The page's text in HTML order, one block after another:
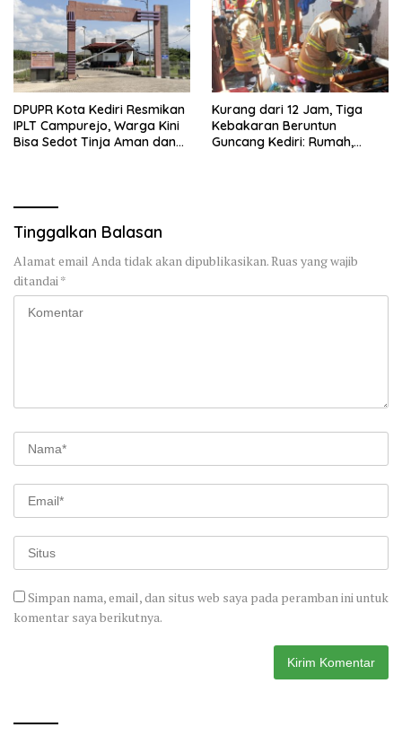
DPUPR Kota Kediri Resmikan
IPLT Campurejo, Warga Kini
Bisa Sedot Tinja Aman dan
Kurang dari 12 Jam, Tiga
Kebakaran Beruntun
Guncang Kediri: Rumah,
Tinggalkan Balasan
Alamat email Anda tidak akan dipublikasikan.Ruas yang wajib
ditandai *
Simpan nama, email, dan situs web saya pada peramban ini untuk
komentar saya berikutnya.